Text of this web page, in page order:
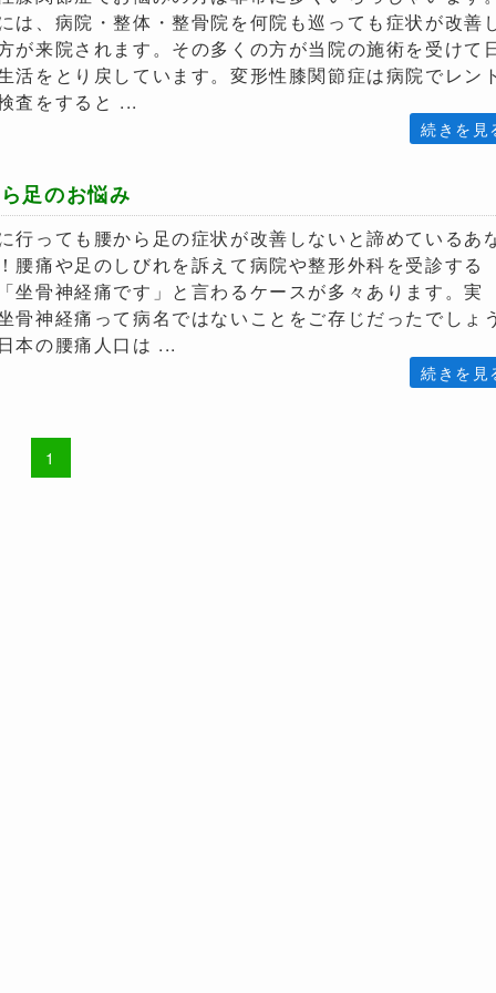
は、病院・整体・整骨院を何院も巡っても症状が改善
が来院されます。その多くの方が当院の施術を受けて
活をとり戻しています。変形性膝関節症は病院でレン
査をすると ...
足のお悩み
行っても腰から足の症状が改善しないと諦めているあ
腰痛や足のしびれを訴えて病院や整形外科を受診する
坐骨神経痛です」と言わるケースが多々あります。実
骨神経痛って病名ではないことをご存じだったでしょ
本の腰痛人口は ...
1